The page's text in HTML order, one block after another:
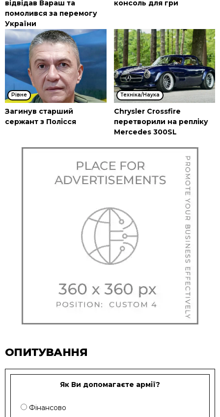
відвідав Вараш та
помолився за перемогу
України
консоль для гри
Рівне
Загинув старший
сержант з Полісся
Техніка/Наука
Chrysler Crossfire
перетворили на репліку
Mercedes 300SL
ОПИТУВАННЯ
Як Ви допомагаєте армії?
Фінансово